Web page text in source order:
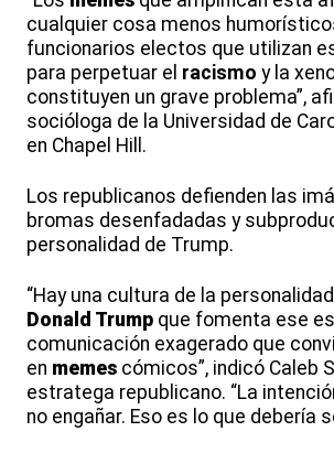
cualquier cosa menos
funcionarios electos que utilizan
para perpetuar el racismo y la
constituyen un grave problema”,
socióloga de la Universidad de
en Chapel Hill.
Los republicanos defienden las
bromas desenfadadas y
personalidad de Trump.
“Hay una cultura de la
Donald Trump que fomenta ese
comunicación exagerado que
en memes cómicos”, indicó Caleb
estratega republicano. “La
no engañar. Eso es lo que debería